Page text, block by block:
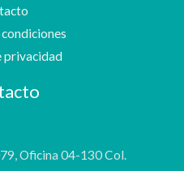
privacidad
Oficina 04-130 Col.